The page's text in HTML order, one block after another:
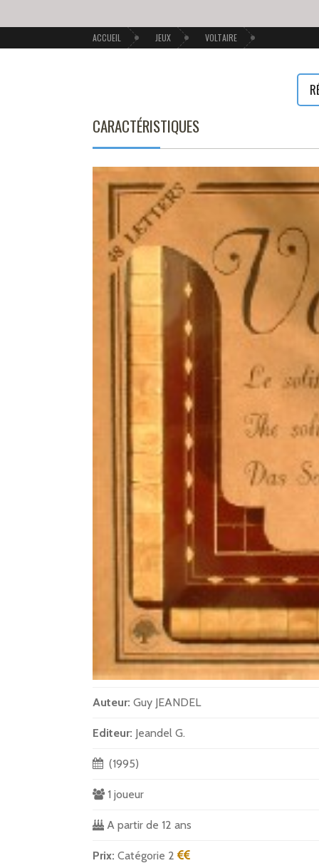
ACCUEIL JEUX VOLTAIRE
CARACTÉRISTIQUES
Auteur: Guy JEANDEL
Editeur: Jeandel G.
(1995)
1 joueur
A partir de 12 ans
Prix: Catégorie 2